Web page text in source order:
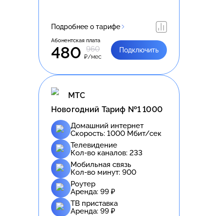
Подробнее о тарифе
Абонентская плата
480 960
₽/мес
Подключить
МТС
Новогодний Тариф №1 1000
Домашний интернет
Скорость: 1000 Мбит/сек
Телевидение
Кол-во каналов: 233
Мобильная связь
Кол-во минут: 900
Роутер
Аренда: 99 ₽
ТВ приставка
Аренда: 99 ₽